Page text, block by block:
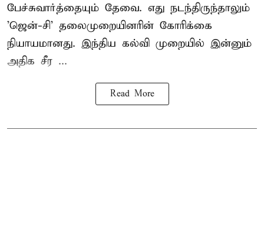
பேச்சுவார்த்தையும் தேவை. எது நடந்திருந்தாலும்
'ஜென்-சி' தலைமுறையினரின் கோரிக்கை
நியாயமானது. இந்திய கல்வி முறையில் இன்னும்
அதிக சீர ...
Read More